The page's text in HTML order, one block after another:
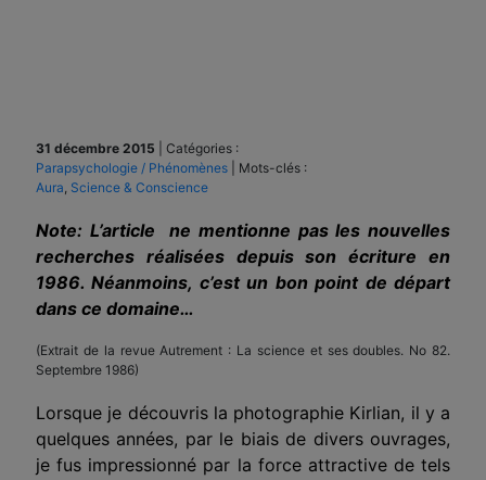
31 décembre 2015
Catégories :
Parapsychologie / Phénomènes
Mots-clés :
Aura Science & Conscience
Note: L’article ne mentionne pas les nouvelles
recherches réalisées depuis son écriture en
1986. Néanmoins, c’est un bon point de départ
dans ce domaine…
(Extrait de la revue Autrement : La science et ses doubles. No 82.
Septembre 1986)
Lorsque je découvris la photographie Kirlian, il y a
quelques années, par le biais de divers ouvrages,
je fus impressionné par la force attractive de tels